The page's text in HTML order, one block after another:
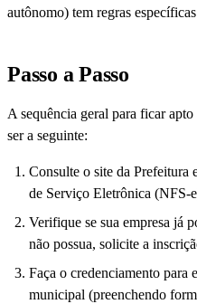
autônomo) tem regras
Passo a Passo
A sequência geral para ficar
ser a seguinte:
Consulte o site da Prefeitura
de Serviço Eletrônica (NFS-
Verifique se sua empresa já
não possua, solicite a
Faça o credenciamento para
municipal (preenchendo